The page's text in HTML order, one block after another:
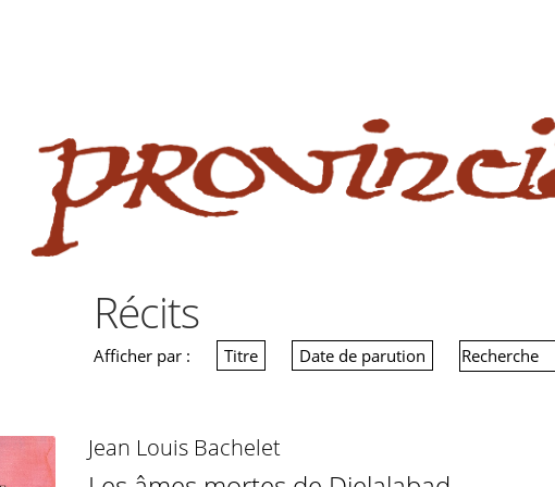
Récits
Afficher par : Titre Date de parution
Jean Louis Bachelet